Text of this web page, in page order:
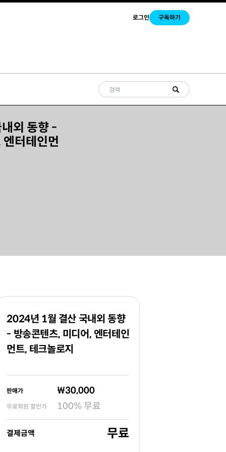
로그인 구독하기
외 동향 -
터테인먼
2024년 1월 결산 국내외 동향
- 방송콘텐츠, 미디어, 엔터테인
먼트, 테크놀로지
판매가 ₩30,000
무료회원 할인가 100% 무료
결제금액 무료